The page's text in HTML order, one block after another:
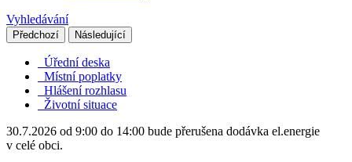
Vyhledávání
Předchozí Následující
Úřední deska
Místní poplatky
Hlášení rozhlasu
Životní situace
30.7.2026 od 9:00 do 14:00 bude přerušena dodávka el.energie
v celé obci.